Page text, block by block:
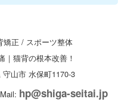
正 / スポーツ整体
｜猫背の根本改善！
守山市 水保町1170-3
Mail: hp@shiga-seitai.jp